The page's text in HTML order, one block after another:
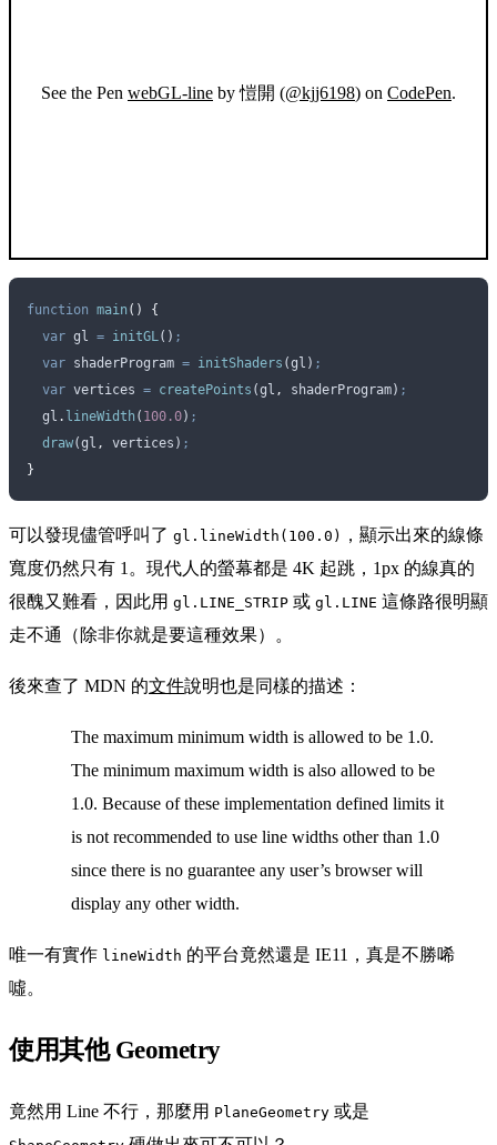
See the Pen webGL-line by 愷開 (@kjj6198) on CodePen.
function main ()
{
  var
gl = initGL () ;
  var
shaderProgram = initShaders (gl ) ;
  var
vertices = createPoints (gl , shaderProgram) ;
  gl
. lineWidth ( 100.0) ;
  draw
(gl , vertices ) ;
}
可以發現儘管呼叫了 gl.lineWidth(100.0)
，顯示出來的線條
寬度仍然只有 1。現代人的螢幕都是 4K 起跳，1px 的線真的
很醜又難看，因此用 gl.LINE_STRIP 或 gl.LINE 這條路很明顯
走不通（除非你就是要這種效果）。
後來查了 MDN 的文件說明也是同樣的描述：
The maximum minimum width is allowed to be 1.0.
The minimum maximum width is also allowed to be
1.0. Because of these implementation defined limits it
is not recommended to use line widths other than 1.0
since there is no guarantee any user’s browser will
display any other width.
唯一有實作 lineWidth 的平台竟然還是 IE11，真是不勝唏
噓。
使用其他 Geometry
竟然用 Line 不行，那麼用 PlaneGeometry 或是